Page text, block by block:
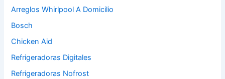
Arreglos Whirlpool A Domicilio
Bosch
Chicken Aid
Refrigeradoras Digitales
Refrigeradoras Nofrost